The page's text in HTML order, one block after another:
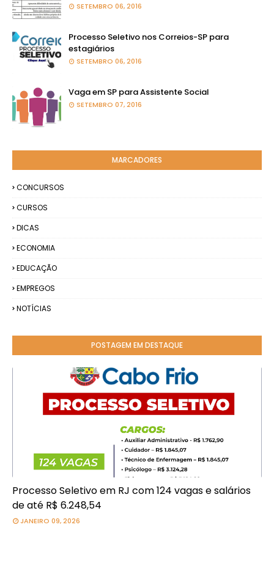
SETEMBRO 06, 2016
Processo Seletivo nos Correios-SP para
estagiários
SETEMBRO 06, 2016
Vaga em SP para Assistente Social
SETEMBRO 07, 2016
MARCADORES
CONCURSOS
CURSOS
DICAS
ECONOMIA
EDUCAÇÃO
EMPREGOS
NOTÍCIAS
POSTAGEM EM DESTAQUE
Processo Seletivo em RJ com 124 vagas e salários
de até R$ 6.248,54
JANEIRO 09, 2026